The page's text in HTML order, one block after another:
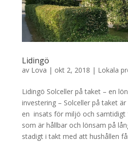
Lidingö
av Lova | okt 2, 2018 | Lokala
Lidingö Solceller på taket – en
investering – Solceller på taket
en insats för miljö och samtidigt
som är hållbar och lönsam på
stadigt i takt med att hushållen